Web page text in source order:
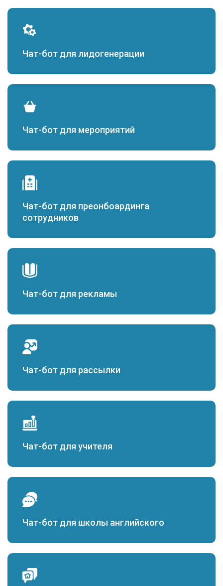
Чат-бот для лидогенерации
Чат-бот для мероприятий
Чат-бот для преонбоардинга
сотрудников
Чат-бот для рекламы
Чат-бот для рассылки
Чат-бот для учителя
Чат-бот для школы английского